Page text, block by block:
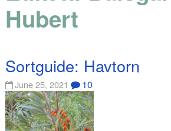
Hubert
Sortguide: Havtorn
June 25, 2021 10